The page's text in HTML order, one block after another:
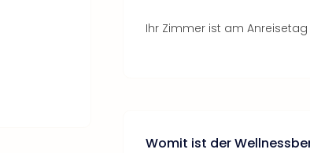
Ihr Zimmer ist am Anreisetag
Womit ist der